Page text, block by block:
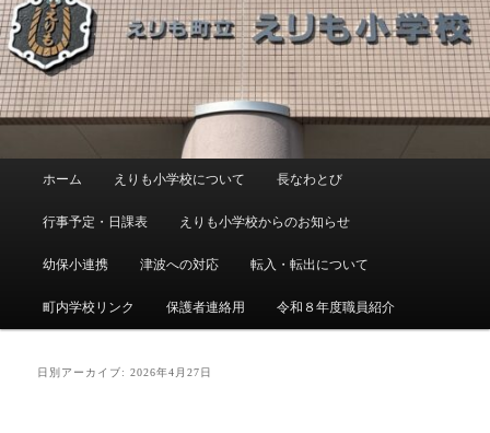
ホーム えりも小学校について 長なわとび
行事予定・日課表 えりも小学校からのお知らせ
幼保小連携 津波への対応 転入・転出について
町内学校リンク 保護者連絡用 令和８年度職員紹介
日別アーカイブ:2026年4月27日